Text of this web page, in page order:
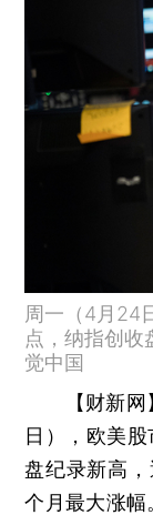
周一（4月24
点，纳指创
觉中国
【财新
日），欧美
盘纪录新高
个月最大涨幅